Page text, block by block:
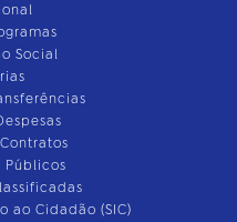
Social
Públicos
ao Cidadão (SIC)